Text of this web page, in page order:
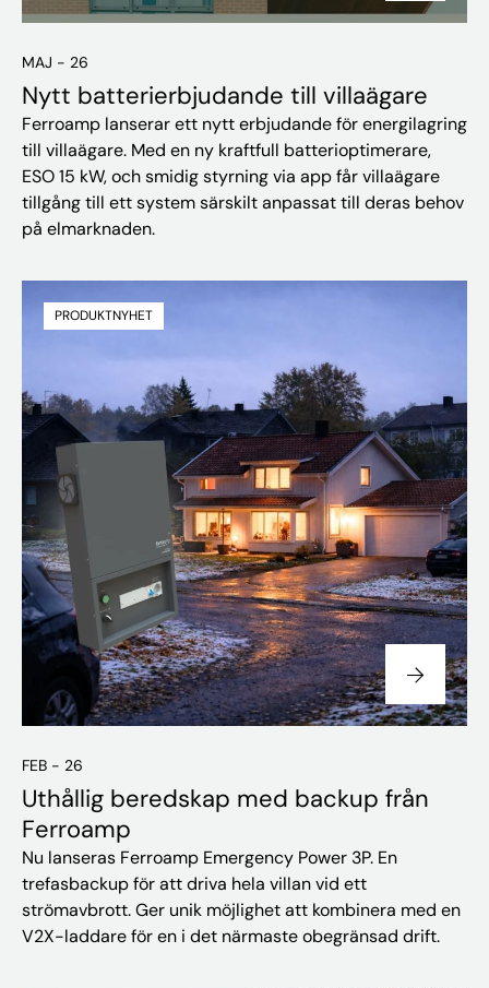
MAJ - 26
Nytt batterierbjudande till villaägare
Ferroamp lanserar ett nytt erbjudande för energilagring
till villaägare. Med en ny kraftfull batterioptimerare,
ESO 15 kW, och smidig styrning via app får villaägare
tillgång till ett system särskilt anpassat till deras behov
på elmarknaden.
PRODUKTNYHET
FEB - 26
Uthållig beredskap med backup från
Ferroamp
Nu lanseras Ferroamp Emergency Power 3P. En
trefasbackup för att driva hela villan vid ett
strömavbrott. Ger unik möjlighet att kombinera med en
V2X-laddare för en i det närmaste obegränsad drift.